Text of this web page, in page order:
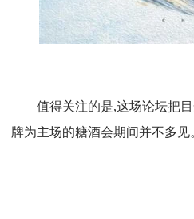
值得关注的是,这场论坛把
牌为主场的糖酒会期间并不多见